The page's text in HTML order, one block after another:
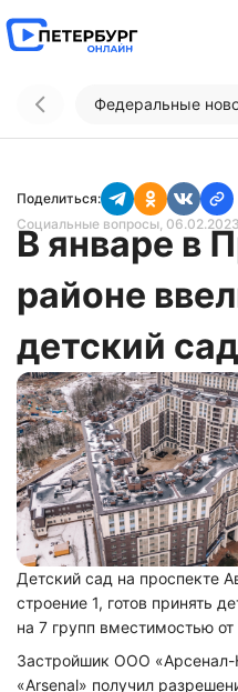
Федеральные
Поделиться:
Социальные вопросы,
В январе в
районе
детский
Детский сад на проспекте
строение 1, готов принять
на 7 групп вместимостью
Застройшик ООО
«Arsenal» получил